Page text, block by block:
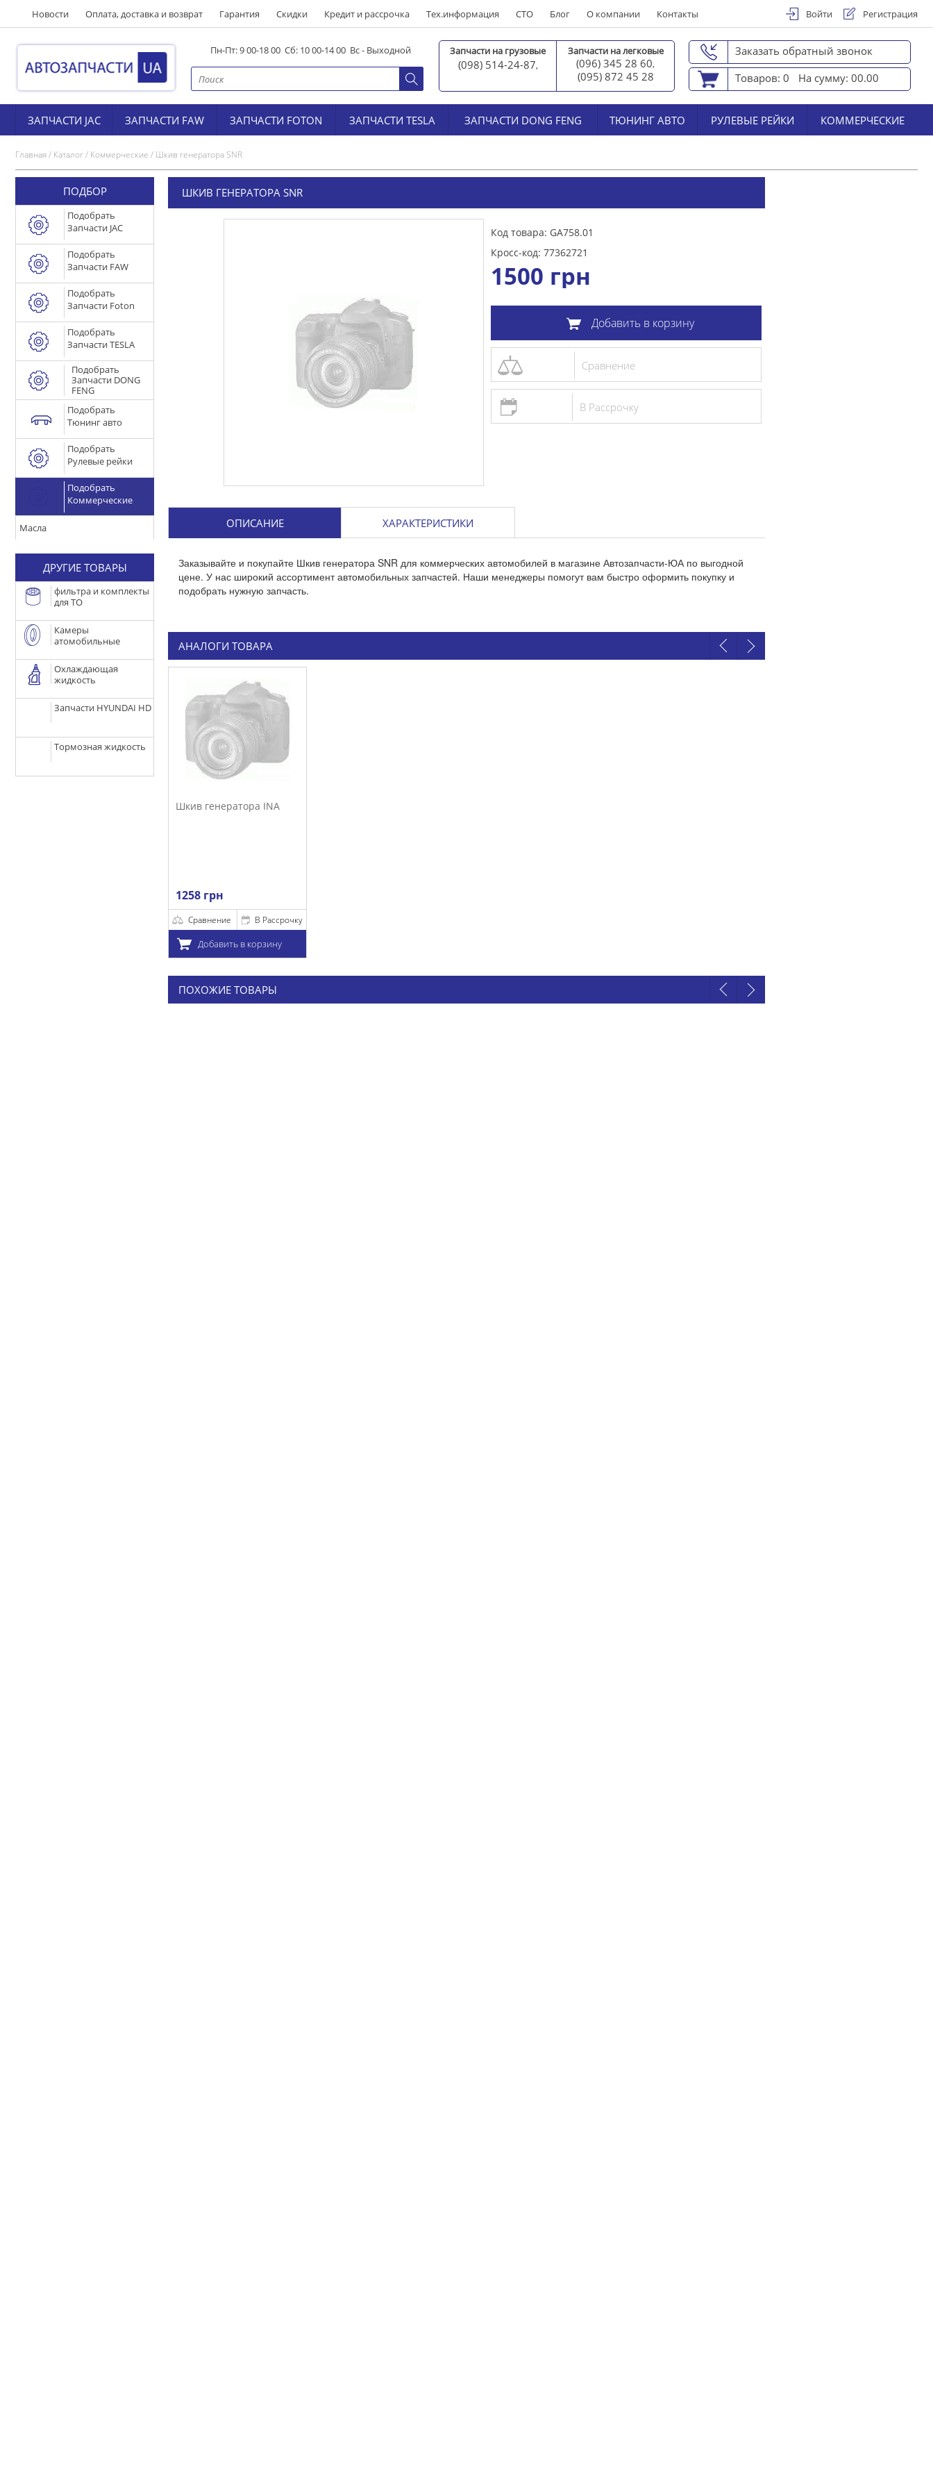
Новости Оплата, доставка и возврат Гарантия Скидки Кредит и рассрочка Тех.информация СТО Блог О компании Контакты Войти Регистрация
Пн-Пт: 9 00-18 00 Сб: 10 00-14 00 Вс - Выходной Запчасти на грузовые
(098) 514-24-87,
Запчасти на легковые
(096) 345 28 60,
(095) 872 45 28
Заказать обратный звонок
Товаров: 0
На сумму: 00.00
ЗАПЧАСТИ JAC ЗАПЧАСТИ FAW ЗАПЧАСТИ FOTON ЗАПЧАСТИ TESLA ЗАПЧАСТИ DONG FENG ТЮНИНГ АВТО РУЛЕВЫЕ РЕЙКИ КОММЕРЧЕСКИЕ
Главная/ Каталог/ Коммерческие / Шкив генератора SNR
ПОДБОР
Подобрать
Запчасти JAC
Подобрать
Запчасти FAW
Подобрать
Запчасти Foton
Подобрать
Запчасти TESLA
Подобрать
Запчасти DONG
FENG
Подобрать
Тюнинг авто
Подобрать
Рулевые рейки
Подобрать
Коммерческие
Масла
ДРУГИЕ ТОВАРЫ
фильтра и комплекты
для ТО
Камеры
атомобильные
Охлаждающая
жидкость
Запчасти HYUNDAI HD
Тормозная жидкость
ШКИВ ГЕНЕРАТОРА SNR
Код товара: GA758.01
Кросс-код: 77362721
1500 грн
Добавить в корзину
Сравнение
В Рассрочку
ОПИСАНИЕ ХАРАКТЕРИСТИКИ
Заказывайте и покупайте Шкив генератора SNR для коммерческих автомобилей в магазине Автозапчасти-ЮА по выгодной
цене. У нас широкий ассортимент автомобильных запчастей. Наши менеджеры помогут вам быстро оформить покупку и
подобрать нужную запчасть.
АНАЛОГИ ТОВАРА
Шкив генератора INA
1258 грн
Сравнение В Рассрочку
Добавить в корзину
ПОХОЖИЕ ТОВАРЫ